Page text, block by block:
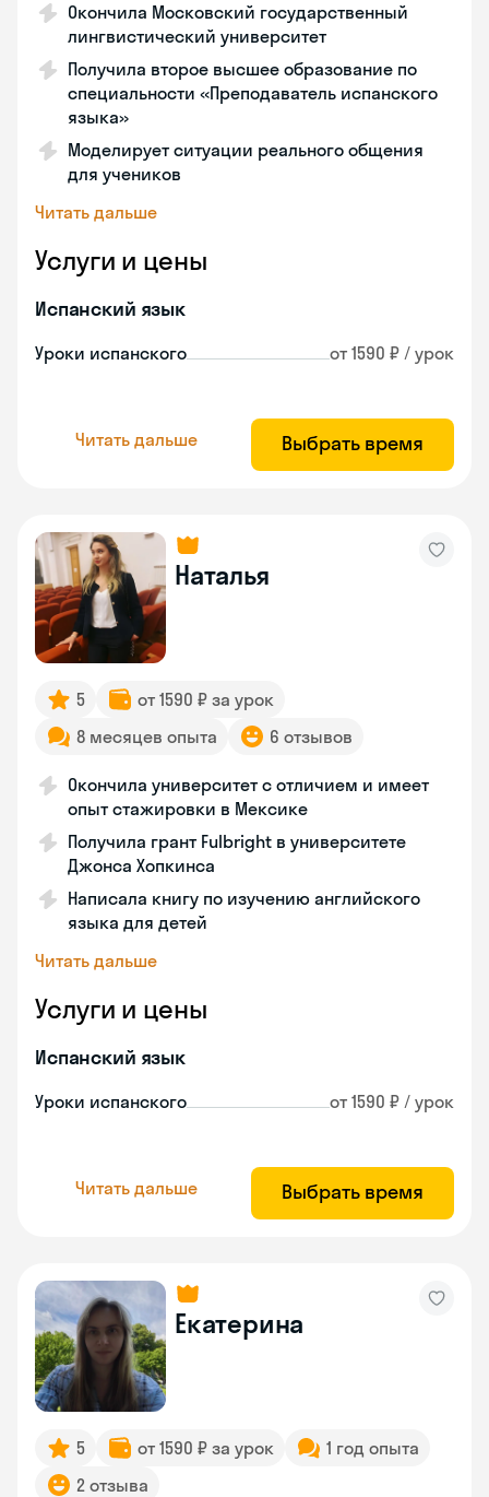
Окончила Московский государственный
лингвистический университет
Получила второе высшее образование по
специальности «Преподаватель испанского
языка»
Моделирует ситуации реального общения
для учеников
Читать дальше
Услуги и цены
Испанский язык
Уроки испанского от 1590 ₽ / урок
Читать дальше Выбрать время
Наталья
5
от 1590 ₽ за урок
8 месяцев опыта
6 отзывов
Окончила университет с отличием и имеет
опыт стажировки в Мексике
Получила грант Fulbright в университете
Джонса Хопкинса
Написала книгу по изучению английского
языка для детей
Читать дальше
Услуги и цены
Испанский язык
Уроки испанского от 1590 ₽ / урок
Читать дальше Выбрать время
Екатерина
5 от 1590 ₽ за урок
1 год опыта
2 отзыва